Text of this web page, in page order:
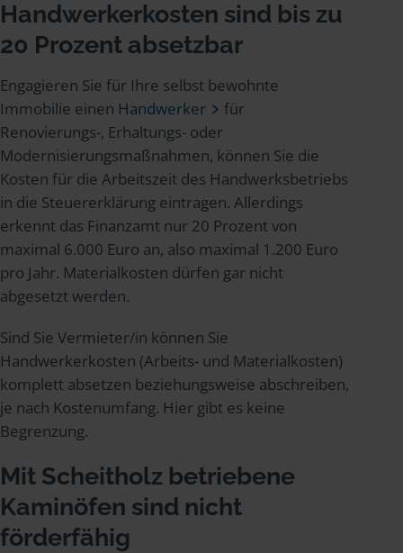
Handwerkerkosten sind bis zu
20 Prozent absetzbar
Engagieren Sie für Ihre selbst bewohnte
Immobilie einen Handwerker
für
Renovierungs-, Erhaltungs- oder
Modernisierungsmaßnahmen, können Sie die
Kosten für die Arbeitszeit des Handwerksbetriebs
in die Steuererklärung eintragen. Allerdings
erkennt das Finanzamt nur 20 Prozent von
maximal 6.000 Euro an, also maximal 1.200 Euro
pro Jahr. Materialkosten dürfen gar nicht
abgesetzt werden.
Sind Sie Vermieter/in können Sie
Handwerkerkosten (Arbeits- und Materialkosten)
komplett absetzen beziehungsweise abschreiben,
je nach Kostenumfang. Hier gibt es keine
Begrenzung.
Mit Scheitholz betriebene
Kaminöfen sind nicht
förderfähig